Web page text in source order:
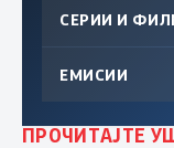
СЕРИИ И
ЕМИСИИ
ПРОЧИТАЈТЕ